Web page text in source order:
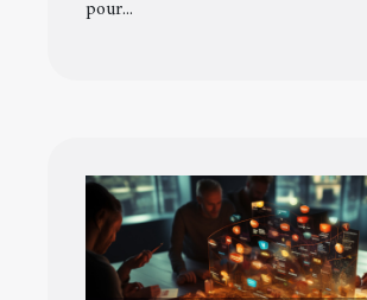
pour...